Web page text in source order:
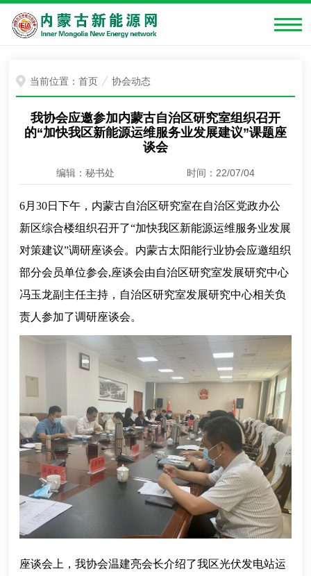
当前位置：首页 协会动态
我协会应邀参加内蒙古自治区研究室组织召开
的“加快我区新能源运维服务业发展建议”课题座
谈会
编辑：秘书处 时间：22/07/04
6月30日下午，内蒙古自治区研究室在自治区党政办公
新区综合楼组织召开了“加快我区新能源运维服务业发展
对策建议”调研座谈会。内蒙古太阳能行业协会应邀组织
部分会员单位参会,座谈会由自治区研究室发展研究中心
冯玉龙副主任主持，自治区研究室发展研究中心相关负
责人参加了调研座谈会。
座谈会上，我协会温建亮会长介绍了我区光伏发电站运